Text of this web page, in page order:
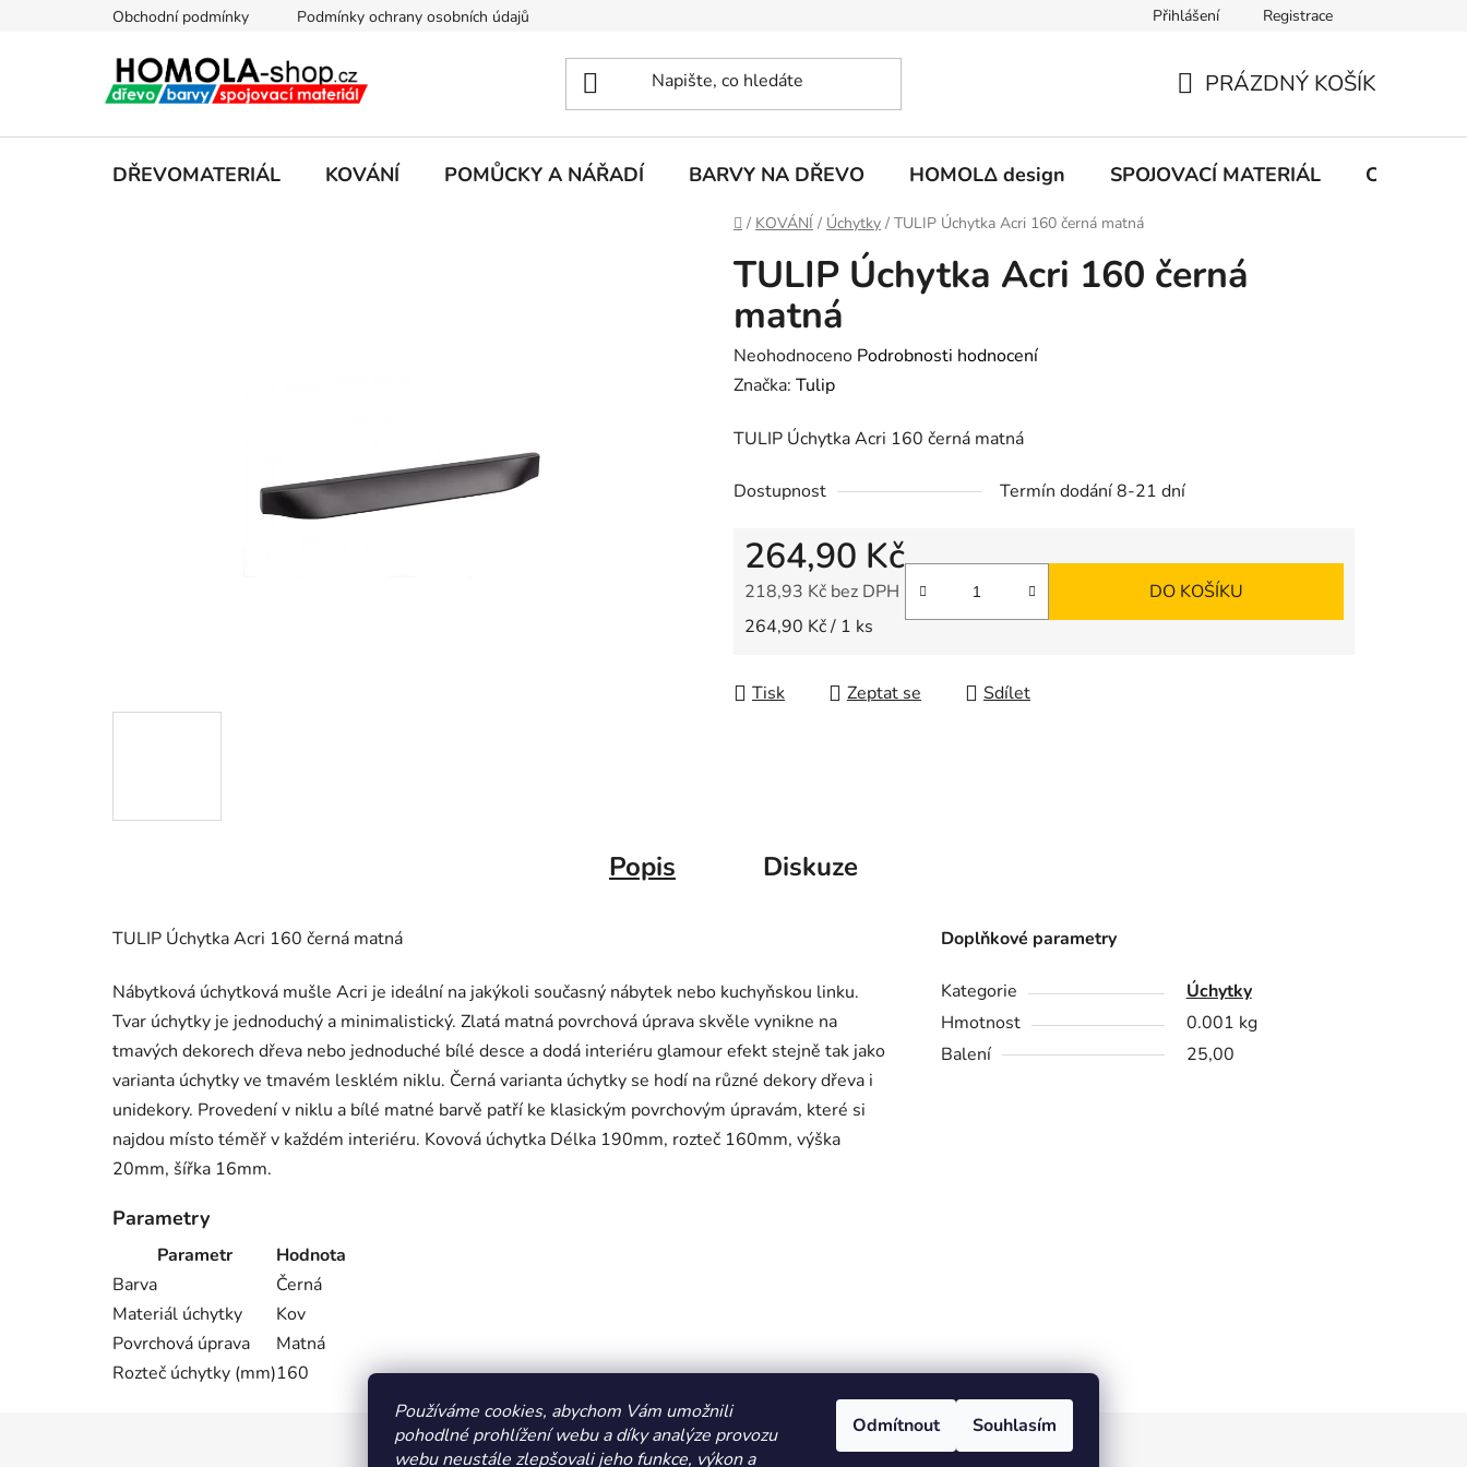
Používáme cookies, abychom Vám umožnili
pohodlné prohlížení webu a díky analýze provozu
webu neustále zlepšovali jeho funkce, výkon a
Odmítnout Souhlasím
Obchodní podmínky Podmínky ochrany osobních údajů Přihlášení Registrace
KOŠÍK
PRÁZDNÝ KOŠÍK
DŘEVOMATERIÁL KOVÁNÍ POMŮCKY A NÁŘADÍ BARVY NA DŘEVO HOMOLΔ design SPOJOVACÍ MATERIÁL CHEMIE
Domů
/ KOVÁNÍ / Úchytky / TULIP Úchytka Acri 160 černá matná
TULIP Úchytka Acri 160 černá
matná
Průměrné
hodnocení
je
z
hvězdiček.
Neohodnoceno Podrobnosti hodnocení
Značka: Tulip
TULIP Úchytka Acri 160 černá matná
Dostupnost Termín dodání 8-21 dní
264,90 Kč
218,93 Kč bez DPH
Měrná cena:
264,90 Kč / 1 ks
DO KOŠÍKU
Tisk Zeptat se Sdílet
Popis Diskuze
TULIP Úchytka Acri 160 černá matná
Nábytková úchytková mušle Acri je ideální na jakýkoli současný nábytek nebo kuchyňskou linku.
Tvar úchytky je jednoduchý a minimalistický. Zlatá matná povrchová úprava skvěle vynikne na
tmavých dekorech dřeva nebo jednoduché bílé desce a dodá interiéru glamour efekt stejně tak jako
varianta úchytky ve tmavém lesklém niklu. Černá varianta úchytky se hodí na různé dekory dřeva i
unidekory. Provedení v niklu a bílé matné barvě patří ke klasickým povrchovým úpravám, které si
najdou místo téměř v každém interiéru. Kovová úchytka Délka 190mm, rozteč 160mm, výška
20mm, šířka 16mm.
Parametry
Parametr
Hodnota
Barva
Černá
Materiál úchytky
Kov
Povrchová úprava
Matná
Rozteč úchytky (mm)160
Doplňkové parametry
Kategorie
Úchytky
Hmotnost
0.001 kg
Balení
25,00